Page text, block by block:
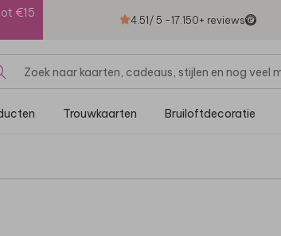
€15
4.51/ 5 -17.150+ reviews
Trouwkaarten Bruiloftdecoratie